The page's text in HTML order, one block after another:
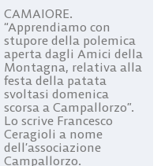
CAMAIORE.
“Apprendiamo con
stupore della polemica
aperta dagli Amici della
Montagna, relativa alla
festa della patata
svoltasi domenica
scorsa a Campallorzo”.
Lo scrive Francesco
Ceragioli a nome
dell’associazione
Campallorzo.